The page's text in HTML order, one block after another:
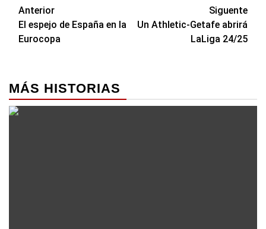
Navegación
de
Anterior
El espejo de España en la
Eurocopa
Siguente
Un Athletic-Getafe abrirá
LaLiga 24/25
MÁS HISTORIAS